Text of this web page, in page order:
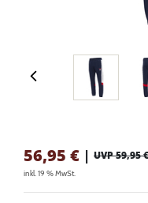
56,95 € | UVP 59,95 €
inkl. 19 % MwSt.